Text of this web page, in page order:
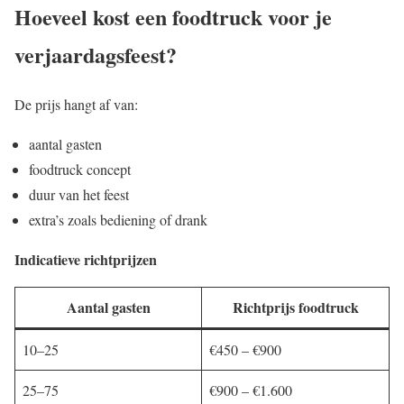
Hoeveel kost een foodtruck voor je
verjaardagsfeest?
De prijs hangt af van:
aantal gasten
foodtruck concept
duur van het feest
extra’s zoals bediening of drank
Indicatieve richtprijzen
Aantal gasten Richtprijs foodtruck
10–25 €450 – €900
25–75 €900 – €1.600